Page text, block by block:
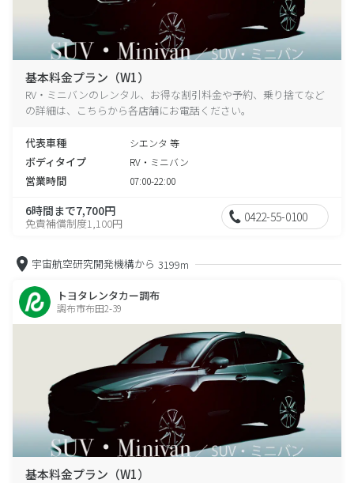
基本料金プラン（W1）
RV・ミニバンのレンタル、お得な割引料金や予約、乗り捨てなど
の詳細は、こちらから各店舗にお電話ください。
代表車種 シエンタ 等
ボディタイプ RV・ミニバン
営業時間 07:00-22:00
6時間まで7,700円
免責補償制度1,100円 0422-55-0100
宇宙航空研究開発機構から 3199m
トヨタレンタカー調布
調布市布田2-39
基本料金プラン（W1）